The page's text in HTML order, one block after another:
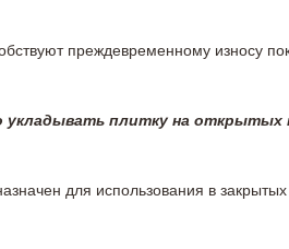
преждевременному износу
укладывать плитку на открытых
для использования в